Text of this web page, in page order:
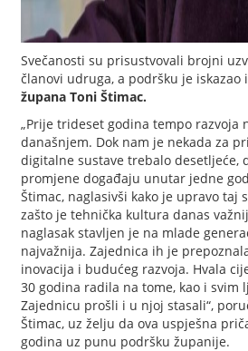
Svečanosti su prisustvovali brojni
članovi udruga, a podršku je iskazao i
župana Toni Štimac.
„Prije trideset godina tempo razvoja
današnjem. Dok nam je nekada za
digitalne sustave trebalo desetljeće,
promjene događaju unutar jedne
Štimac, naglasivši kako je upravo taj
zašto je tehnička kultura danas
naglasak stavljen je na mlade
najvažnija. Zajednica ih je
inovacija i budućeg razvoja. Hvala
30 godina radila na tome, kao i svim
Zajednicu prošli i u njoj stasali“,
Štimac, uz želju da ova uspješna
godina uz punu podršku županije.